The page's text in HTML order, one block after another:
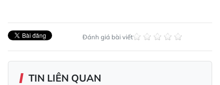
Đánh giá bài viết
TIN LIÊN QUAN